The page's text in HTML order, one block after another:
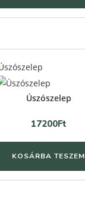
Úszószelep
17200Ft
KOSÁRBA TESZEM